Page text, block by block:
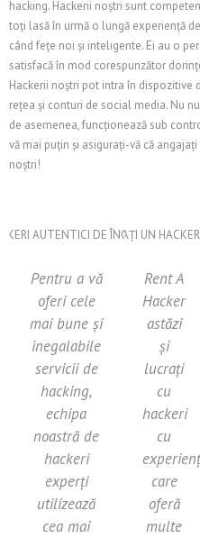
hacking. Hackerii noștri sunt
toți lasă în urmă o lungă experiență
când fețe noi și inteligente. Ei au o
satisfacă în mod corespunzător
Hackerii noștri pot intra în dispozitive
rețea și conturi de social media. Nu
de asemenea, funcționează sub
vă mai puțin și asigurați-vă că
noștri!
Pentru a vă
oferi cele
mai bune și
inegalabile
servicii de
hacking,
echipa
noastră de
hackeri
experți
utilizează
cea mai
Rent A
Hacker
astăzi
și
lucrați
cu
hackeri
cu
care
oferă
multe